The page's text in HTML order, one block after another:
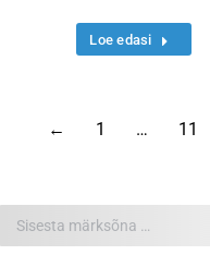
Loe edasi
← 1 … 11